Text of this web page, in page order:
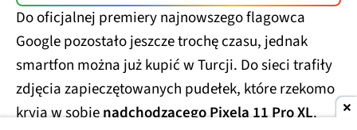
Do oficjalnej premiery najnowszego flagowca
Google pozostało jeszcze trochę czasu, jednak
smartfon można już kupić w Turcji. Do sieci trafiły
zdjęcia zapieczętowanych pudełek, które rzekomo
kryją w sobienadchodzącego Pixela 11 Pro XL